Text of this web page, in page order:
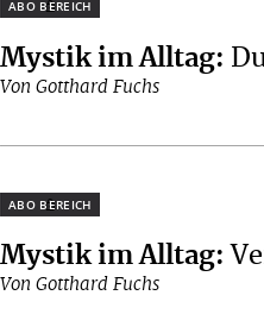
Plus
Mystik im Alltag:
Von Gotthard Fuchs
Plus
Mystik im Alltag:
Von Gotthard Fuchs